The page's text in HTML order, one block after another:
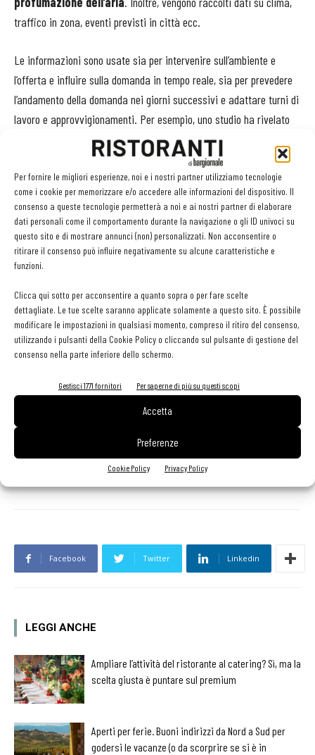
Per fornire le migliori esperienze, noi e i nostri partner utilizziamo tecnologie
come i cookie per memorizzare e/o accedere alle informazioni del dispositivo. Il
consenso a queste tecnologie permetterà a noi e ai nostri partner di elaborare
dati personali come il comportamento durante la navigazione o gli ID univoci su
questo sito e di mostrare annunci (non) personalizzati. Non acconsentire o
ritirare il consenso può influire negativamente su alcune caratteristiche e
funzioni.
Clicca qui sotto per acconsentire a quanto sopra o per fare scelte
dettagliate. Le tue scelte saranno applicate solamente a questo sito. È possibile
modificare le impostazioni in qualsiasi momento, compreso il ritiro del consenso,
utilizzando i pulsanti della Cookie Policy o cliccando sul pulsante di gestione del
consenso nella parte inferiore dello schermo.
Gestisci 1771 fornitori Per saperne di più su questi scopi
Accetta
Preferenze
Cookie Policy Privacy Policy
traffico in zona, eventi previsti in città ecc.
Le informazioni sono usate sia per intervenire sull’ambiente e
l’offerta e influire sulla domanda in tempo reale, sia per prevedere
l’andamento della domanda nei giorni successivi e adattare turni di
lavoro e approvvigionamenti. Per esempio, uno studio ha rivelato
che quando splende il sole si è meno portati a entrare in un locale
buio e viceversa: al 1889 il sistema computerizzato regola
automaticamente l’illuminazione interna in funzione di quella
esterna. Si è anche scoperto che il tipo di musica e i suoi decibel
influenzano i comportamenti di acquisto.
Al 1889, però, sonogestiti in tempo reale grazie a un
giorno regola il sonoro. Così, se il locale non è molto pieno una
musica a 45 decibel invoglia a restare e ordinare qualcosa. Anche i
profumi influenzano i comportamenti d’acquisto: se nell’ambiente si
sprigiona il profumo tipico del forno a legna, le ordinazioni di pizza
Funziona, tutto ciò? A un anno dall’apertura il 1889 ha registrato 1,8
milioni di transazioni e
Facebook Twitter Linkedin
LEGGI ANCHE
Ampliare l’attività del ristorante al catering? Sì, ma la
scelta giusta è puntare sul premium
Aperti per ferie. Buoni indirizzi da Nord a Sud per
godersi le vacanze (o da scorprire se si è in